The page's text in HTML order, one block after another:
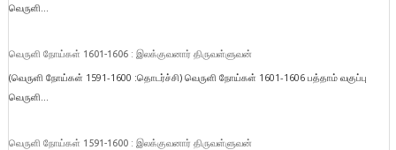
வெருளி...
வெருளி நோய்கள் 1601-1606 : இலக்குவனார் திருவள்ளுவன்
(வெருளி நோய்கள் 1591-1600 :தொடர்ச்சி) வெருளி நோய்கள் 1601-1606 பத்தாம் வகுப்பு
வெருளி...
வெருளி நோய்கள் 1591-1600 : இலக்குவனார் திருவள்ளுவன்